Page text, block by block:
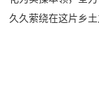
久久萦绕在这片乡土